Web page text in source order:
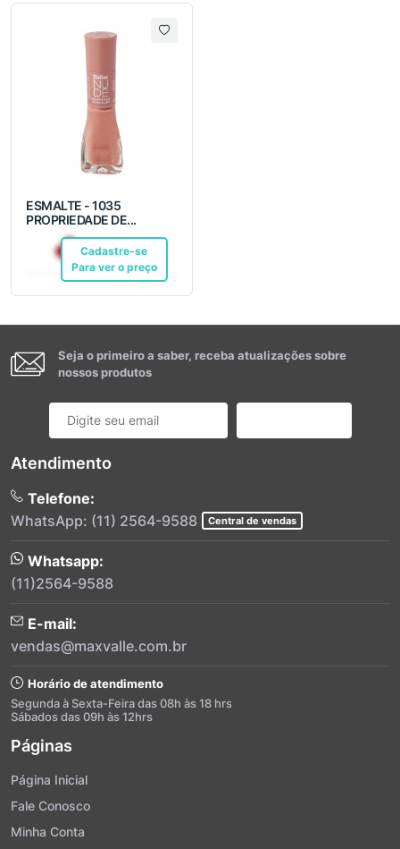
ESMALTE - 1035
PROPRIEDADE DE...
Cadastre-se
Para ver o preço
R$ 12,10Pix
Seja o primeiro a saber, receba atualizações sobre
nossos produtos
Atendimento
Telefone:
WhatsApp: (11) 2564-9588
Central de vendas
Whatsapp:
(11)2564-9588
E-mail:
vendas@maxvalle.com.br
Horário de atendimento
Segunda à Sexta-Feira das 08h às 18 hrs
Sábados das 09h às 12hrs
Páginas
Página Inicial
Fale Conosco
Minha Conta